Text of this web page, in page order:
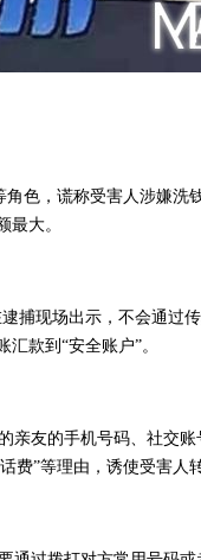
角色，谎称受害人涉嫌
最大。
捕现场出示，不会通过
款到“安全账户”。
亲友的手机号码、社交
费”等理由，诱使受害人